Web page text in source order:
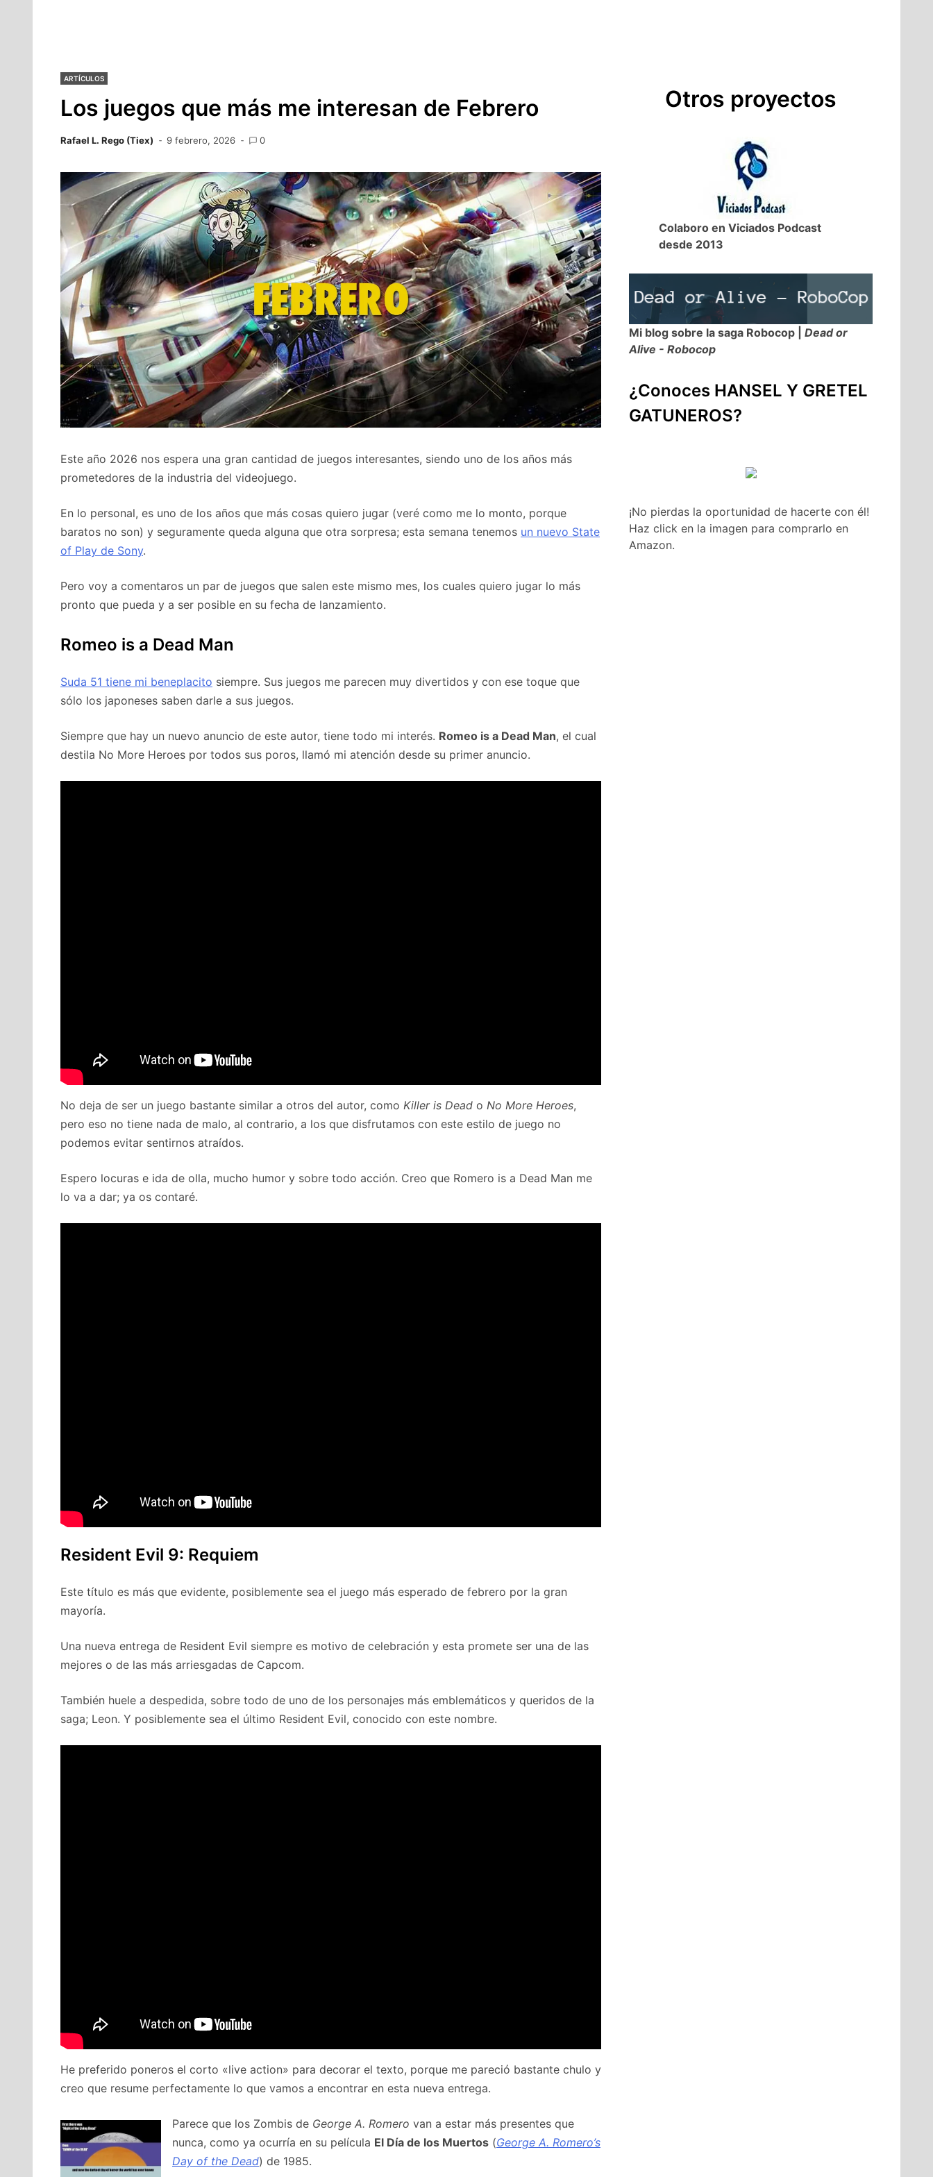
ARTÍCULOS
Los juegos que más me interesan de Febrero
Rafael L. Rego (Tiex) 9 febrero, 2026 0
Este año 2026 nos espera una gran cantidad de juegos interesantes, siendo uno de los años más
prometedores de la industria del videojuego.
En lo personal, es uno de los años que más cosas quiero jugar (veré como me lo monto, porque
baratos no son) y seguramente queda alguna que otra sorpresa; esta semana tenemos un nuevo State
of Play de Sony.
Pero voy a comentaros un par de juegos que salen este mismo mes, los cuales quiero jugar lo más
pronto que pueda y a ser posible en su fecha de lanzamiento.
Romeo is a Dead Man
Suda 51 tiene mi beneplacito siempre. Sus juegos me parecen muy divertidos y con ese toque que
sólo los japoneses saben darle a sus juegos.
Siempre que hay un nuevo anuncio de este autor, tiene todo mi interés. Romeo is a Dead Man, el cual
destila No More Heroes por todos sus poros, llamó mi atención desde su primer anuncio.
No deja de ser un juego bastante similar a otros del autor, como Killer is Dead o No More Heroes,
pero eso no tiene nada de malo, al contrario, a los que disfrutamos con este estilo de juego no
podemos evitar sentirnos atraídos.
Espero locuras e ida de olla, mucho humor y sobre todo acción. Creo que Romero is a Dead Man me
lo va a dar; ya os contaré.
Resident Evil 9: Requiem
Este título es más que evidente, posiblemente sea el juego más esperado de febrero por la gran
mayoría.
Una nueva entrega de Resident Evil siempre es motivo de celebración y esta promete ser una de las
mejores o de las más arriesgadas de Capcom.
También huele a despedida, sobre todo de uno de los personajes más emblemáticos y queridos de la
saga; Leon. Y posiblemente sea el último Resident Evil, conocido con este nombre.
He preferido poneros el corto «live action» para decorar el texto, porque me pareció bastante chulo y
creo que resume perfectamente lo que vamos a encontrar en esta nueva entrega.
Parece que los Zombis de George A. Romero van a estar más presentes que
nunca, como ya ocurría en su película El Día de los Muertos (George A. Romero’s
Day of the Dead) de 1985.
Otros proyectos
Colaboro en Viciados Podcast
desde 2013
Mi blog sobre la saga Robocop | Dead or
Alive - Robocop
¿Conoces HANSEL Y GRETEL
GATUNEROS?
¡No pierdas la oportunidad de hacerte con él!
Haz click en la imagen para comprarlo en
Amazon.